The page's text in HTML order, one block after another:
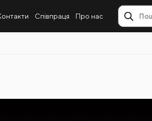
Співпраця Про нас